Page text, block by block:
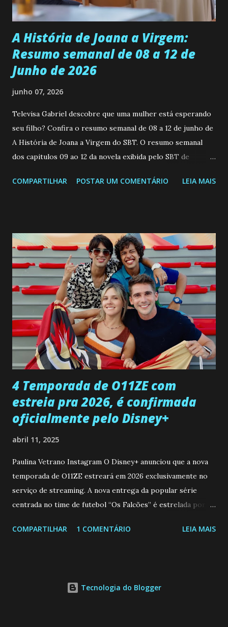
Durante um exame ginecológico, ela é inseminada por eng...
A História de Joana a Virgem:
Resumo semanal de 08 a 12 de
Junho de 2026
junho 07, 2026
Televisa Gabriel descobre que uma mulher está esperando
seu filho? Confira o resumo semanal de 08 a 12 de junho de
A História de Joana a Virgem do SBT. O resumo semanal
dos capitulos 09 ao 12 da novela exibida pelo SBT de
a Programação Semanal do SBT de 08/06/26 a 14/06/26
confessa a Gabriel que ele demonstrou ser o tipo de
pessoa que ela tanto desejou durante toda a vida. Camila
entra no quarto de Gabriel e imagina como seria o
encontro deles, quando conseguir seduzi-lo. Manuel avisa a
Paula sobre a suposta infidelidade de Gabriel com Joana.
Rogerio consegue se livrar de todas as suspeitas pelo
desaparecimento de Francisco, apontando que ele poderia
ter sido vítima da fúria de Gabriel. Artur informa a Gabriel
que a clínica inseminou por engano outra paciente, que está
...
COMPARTILHAR POSTAR UM COMENTÁRIO LEIA MAIS
4 Temporada de O11ZE com
estreia pra 2026, é confirmada
oficialmente pelo Disney+
abril 11, 2025
Paulina Vetrano Instagram O Disney+ anunciou que a nova
temporada de O11ZE estreará em 2026 exclusivamente no
serviço de streaming. A nova entrega da popular série
centrada no time de futebol “Os Falcões” é estrelada por
Brum (Dedé), que voltam a interpretar seus personagens
atleta Sergio “Kun” Agüero, além de outras figuras de
COMPARTILHAR 1 COMENTÁRIO LEIA MAIS
Tecnologia do Blogger